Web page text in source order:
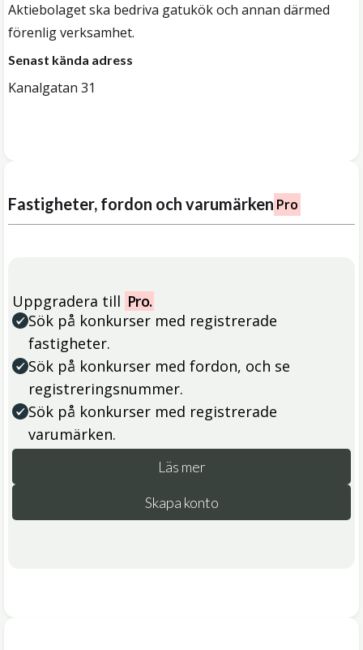
Aktiebolaget ska bedriva gatukök och annan därmed
förenlig verksamhet.
Senast kända adress
Kanalgatan 31
Fastigheter, fordon och varumärken Pro
Uppgradera till Pro.
Sök på konkurser med registrerade
fastigheter.
Sök på konkurser med fordon, och se
registreringsnummer.
Sök på konkurser med registrerade
varumärken.
Läs mer
Skapa konto